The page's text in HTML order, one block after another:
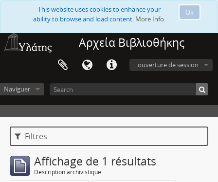
Ok
This website uses cookies to enhance your
ability to browse and load content. More Info.
Αρχεία Βιβλιοθήκης
ouverture de session
Naviguer
Filtres
Affichage de 1 résultats
Description archivistique